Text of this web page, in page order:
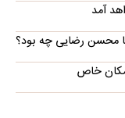
آمد
با محسن رضایی چه بود؟
خاص